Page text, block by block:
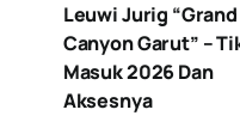
Leuwi Jurig “Grand
Canyon Garut” –
Masuk 2026 Dan
Aksesnya